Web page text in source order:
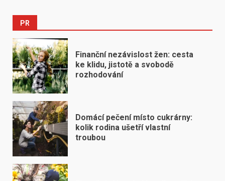
PR
Finanční nezávislost žen: cesta
ke klidu, jistotě a svobodě
rozhodování
Domácí pečení místo cukrárny:
kolik rodina ušetří vlastní
troubou